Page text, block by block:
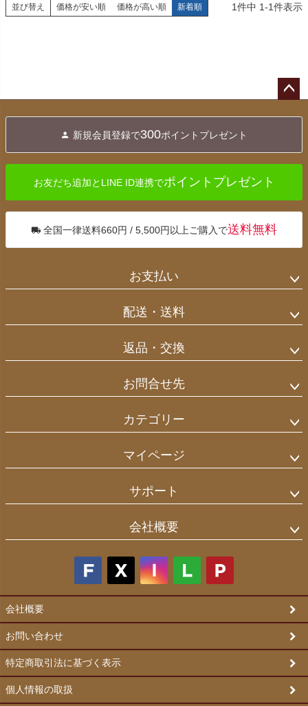
並び替え 価格が安い順 価格が高い順 新着順 1件中 1-1件表示
へ
新規会員登録で300ポイントプレゼント
お友だち追加とLINE ID連携でポイントプレゼント
全国一律送料660円 / 5,500円以上ご購入で送料無料
お支払い
配送・送料
返品・交換
お問合せ先
カテゴリー
マイページ
サポート
会社概要
会社概要
お問い合わせ
特定商取引法に基づく表示
個人情報の取扱